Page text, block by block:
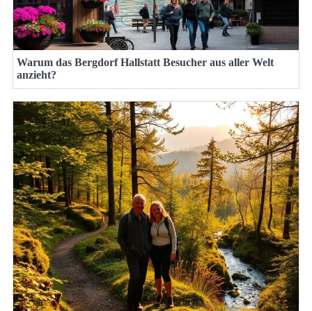
Warum das Bergdorf Hallstatt Besucher aus aller Welt
anzieht?